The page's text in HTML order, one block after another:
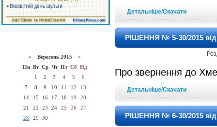
« Вересень 2015 »
Пн Вт Ср Чт Пт Сб Нд
1
2 3 4 5
6
7
8 9 10 11 12
13
14
15 16 17 18 19
20
21
22 23 24 25 26
27
28
29 30
Детальніше/Скачати
РІШЕННЯ № 5-30/2015 від
Про звернення до
Детальніше/Скачати
РІШЕННЯ № 6-30/2015 від